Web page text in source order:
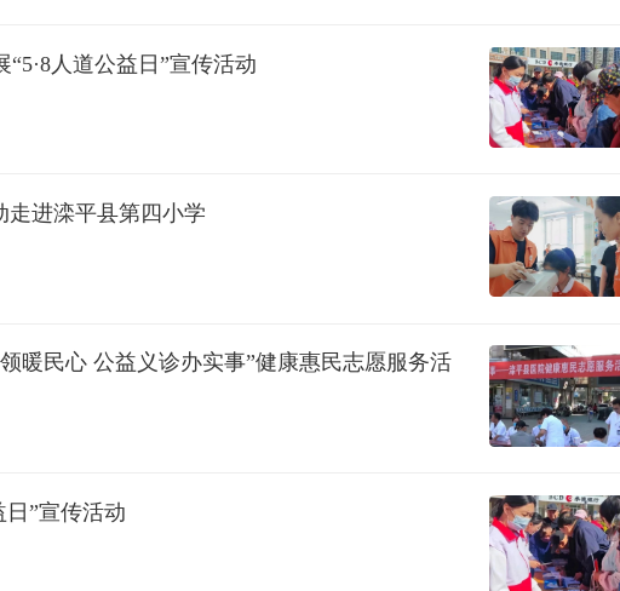
“5·8人道公益日”宣传活动
走进滦平县第四小学
暖民心 公益义诊办实事”健康惠民志愿服务活
日”宣传活动